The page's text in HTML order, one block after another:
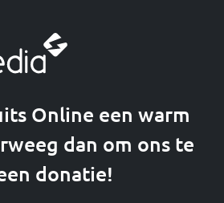
Online een warm
dan om ons te
donatie!